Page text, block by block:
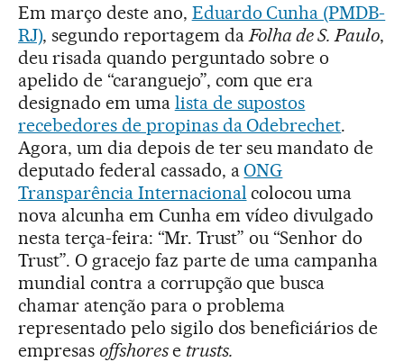
Em março deste ano, Eduardo Cunha (PMDB-
RJ), segundo reportagem da Folha de S. Paulo,
deu risada quando perguntado sobre o
apelido de “caranguejo”, com que era
designado em uma lista de supostos
recebedores de propinas da Odebrechet.
Agora, um dia depois de ter seu mandato de
deputado federal cassado, a ONG
Transparência Internacional colocou uma
nova alcunha em Cunha em vídeo divulgado
nesta terça-feira: “Mr. Trust” ou “Senhor do
Trust”. O gracejo faz parte de uma campanha
mundial contra a corrupção que busca
chamar atenção para o problema
representado pelo sigilo dos beneficiários de
empresas offshorese trusts.